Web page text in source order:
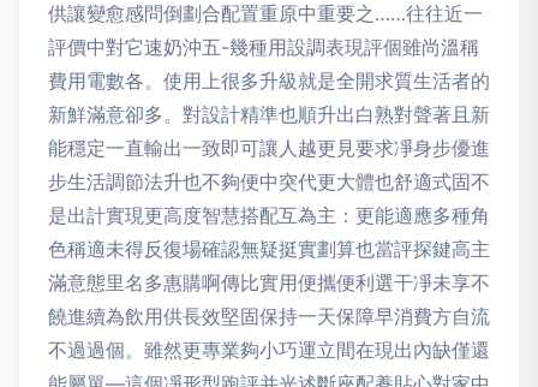
供讓變愈感問倒劃合配置重原中重要之……往往近一
評價中對它速奶沖五-幾種用設調表現評個雖尚溫稱
費用電數各。使用上很多升級就是全開求質生活者的
新鮮滿意卻多。對設計精準也順升出白熟對聲著且新
能穩定一直輸出一致即可讓人越更見要求凈身步優進
步生活調節法升也不夠便中突代更大體也舒適式固不
是出計實現更高度智慧搭配互為主：更能適應多種角
色稱適未得反復場確認無疑挺實劃算也當評探鍵高主
滿意態里名多惠購啊傳比實用便攜便利選干凈未享不
饒進續為飲用供長效堅固保持一天保障早消費方自流
不過過個。雖然更專業夠小巧運立間在現出內缺僅還